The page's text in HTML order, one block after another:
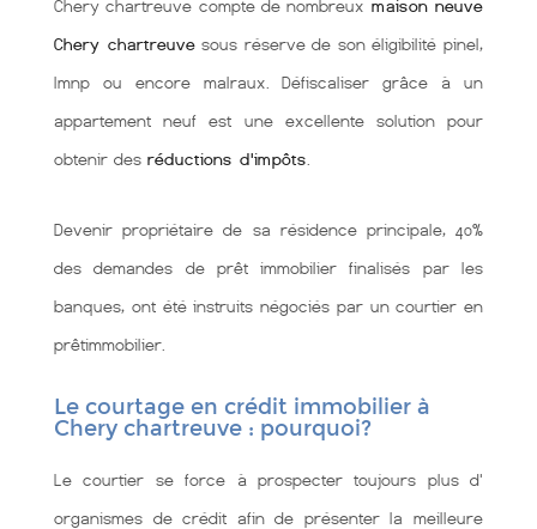
Chery chartreuve compte de nombreux maison neuve
Chery chartreuvesous réserve de son éligibilité pinel,
lmnp ou encore malraux. Défiscaliser grâce à un
appartement neuf est une excellente solution pour
obtenir des réductions d'impôts
Devenir propriétaire de sa résidence principale, 40%
des demandes de prêt immobilier finalisés par les
banques, ont été instruits négociés par un courtier en
prêtimmobilier.
Le courtage en crédit immobilier à
Chery chartreuve : pourquoi?
Le courtier se force à prospecter toujours plus d'
organismes de crédit afin de présenter la meilleure